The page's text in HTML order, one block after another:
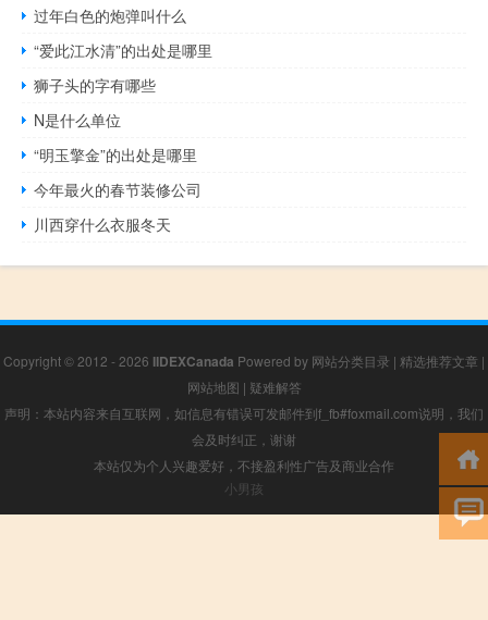
过年白色的炮弹叫什么
“爱此江水清”的出处是哪里
狮子头的字有哪些
N是什么单位
“明玉擎金”的出处是哪里
今年最火的春节装修公司
川西穿什么衣服冬天
Copyright © 2012 - 2026 IIDEXCanada Powered by 网站分类目录 | 精选推荐文章 |
网站地图 | 疑难解答
声明：本站内容来自互联网，如信息有错误可发邮件到f_fb#foxmail.com说明，我们
会及时纠正，谢谢
本站仅为个人兴趣爱好，不接盈利性广告及商业合作
小男孩